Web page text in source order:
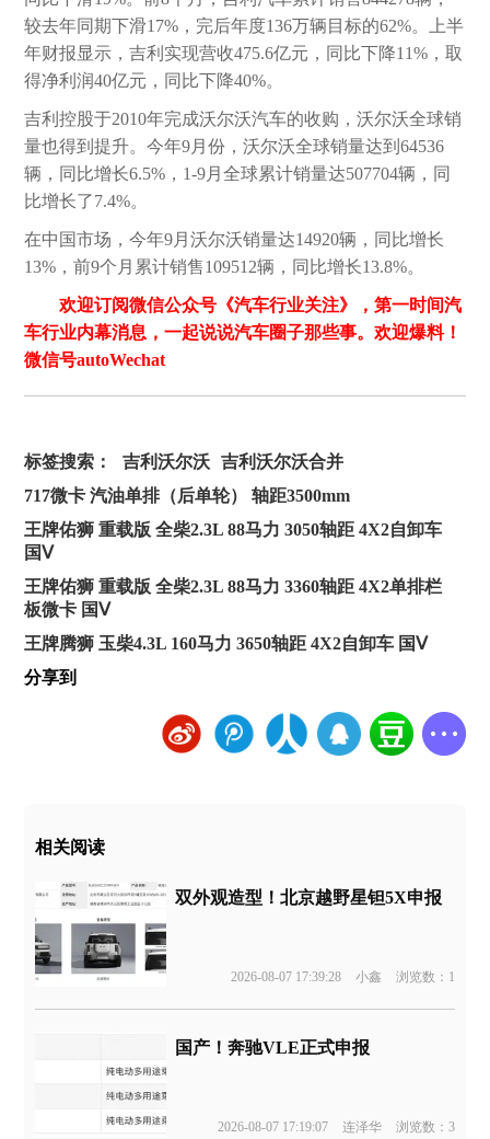
较去年同期下滑17%，完后年度136万辆目标的62%。上半
年财报显示，吉利实现营收475.6亿元，同比下降11%，取
得净利润40亿元，同比下降40%。
吉利控股于2010年完成沃尔沃汽车的收购，沃尔沃全球销
量也得到提升。今年9月份，沃尔沃全球销量达到64536
辆，同比增长6.5%，1-9月全球累计销量达507704辆，同
比增长了7.4%。
在中国市场，今年9月沃尔沃销量达14920辆，同比增长
13%，前9个月累计销售109512辆，同比增长13.8%。
欢迎订阅微信公众号《汽车行业关注》，第一时间汽
车行业内幕消息，一起说说汽车圈子那些事。欢迎爆料！
微信号autoWechat
标签搜索： 吉利沃尔沃
吉利沃尔沃合并
717微卡 汽油单排（后单轮） 轴距3500mm
王牌佑狮 重载版 全柴2.3L 88马力 3050轴距 4X2自卸车
国Ⅴ
王牌佑狮 重载版 全柴2.3L 88马力 3360轴距 4X2单排栏
板微卡 国Ⅴ
王牌腾狮 玉柴4.3L 160马力 3650轴距 4X2自卸车 国Ⅴ
分享到
相关阅读
双外观造型！北京越野星钽5X申报
2026-08-07 17:39:28 小鑫 浏览数：1
国产！奔驰VLE正式申报
2026-08-07 17:19:07 连泽华 浏览数：3